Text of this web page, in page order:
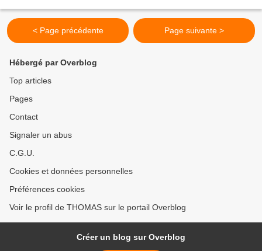
< Page précédente Page suivante >
Hébergé par Overblog
Top articles
Pages
Contact
Signaler un abus
C.G.U.
Cookies et données personnelles
Préférences cookies
Voir le profil de THOMAS sur le portail Overblog
Créer un blog sur Overblog